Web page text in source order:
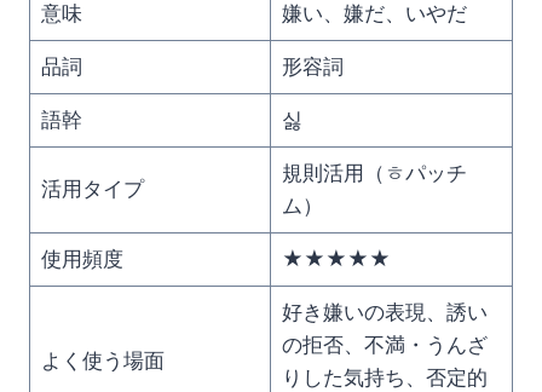
意味 嫌い、嫌だ、いやだ
品詞 形容詞
語幹 싫
活用タイプ
規則活用（ㅎパッチ
ム）
使用頻度 ★★★★★
よく使う場面
好き嫌いの表現、誘い
の拒否、不満・うんざ
りした気持ち、否定的